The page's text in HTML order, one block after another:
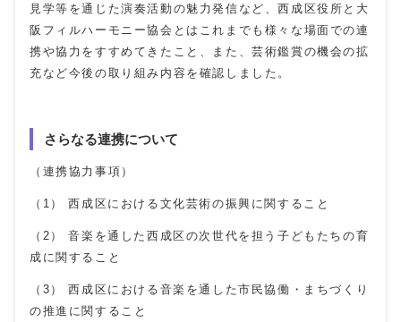
見学等を通じた演奏活動の魅力発信など、西成区役所と大
阪フィルハーモニー協会とはこれまでも様々な場面での連
携や協力をすすめてきたこと、また、芸術鑑賞の機会の拡
充など今後の取り組み内容を確認しました。
さらなる連携について
（連携協力事項）
（1） 西成区における文化芸術の振興に関すること
（2） 音楽を通した西成区の次世代を担う子どもたちの育
成に関すること
（3） 西成区における音楽を通した市民協働・まちづくり
の推進に関すること